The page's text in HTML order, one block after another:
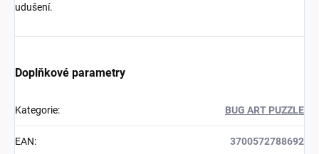
udušení.
Doplňkové parametry
Kategorie: BUG ART PUZZLE
EAN: 3700572788692